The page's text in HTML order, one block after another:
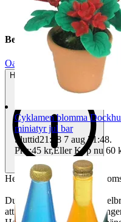
Beskrivning
Oanvänt
Helt ny och aldrig använd
Helt nya och oanvända.
Du får 10 st likadana
att användas hundratals
Cyklamen blomma
miniatyr jul bar
Sluttid21:48 7 aug 21:48.
Pris:45 kr,Eller Köp nu 60